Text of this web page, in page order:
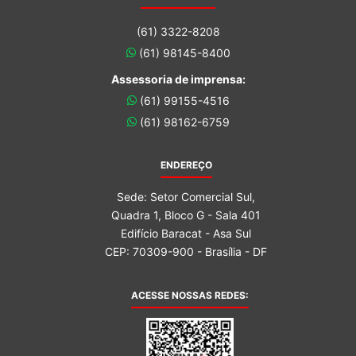
(61) 3322-8208
(61) 98145-8400
Assessoria de imprensa:
(61) 99155-4516
(61) 98162-6759
ENDEREÇO
Sede: Setor Comercial Sul,
Quadra 1, Bloco G - Sala 401
Edifício Baracat - Asa Sul
CEP: 70309-900 - Brasília - DF
ACESSE NOSSAS REDES: